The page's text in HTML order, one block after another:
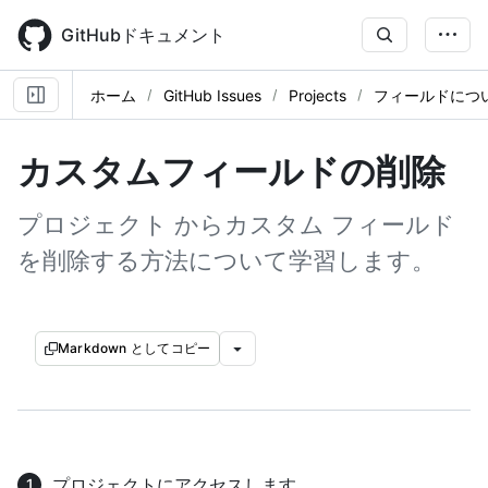
main
content
GitHubドキュメント
ホーム GitHub Issues Projects フィールドにつ
カスタムフィールドの削除
プロジェクト からカスタム フィールド
を削除する方法について学習します。
Markdown としてコピー